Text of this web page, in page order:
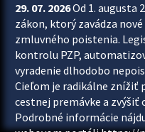
29. 07. 2026Od 1. augusta
zákon, ktorý zavádza
zmluvného poistenia.
kontrolu PZP,
vyradenie dlhodobo
Cieľom je radikálne znížiť
cestnej premávke a zvýšiť
Podrobné informácie